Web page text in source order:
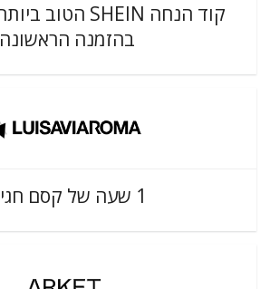
בהזמנה הראשונה
1 שעה של קסם חגיגי